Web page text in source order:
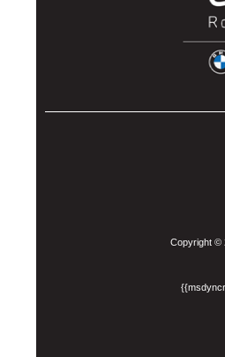
Copyright ©